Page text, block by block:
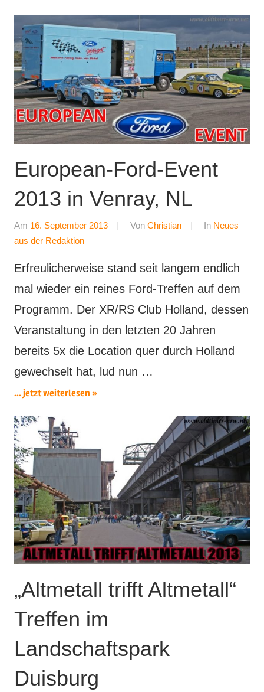
European-Ford-Event
2013 in Venray, NL
Am 16. September 2013 Von Christian In Neues
aus der Redaktion
Erfreulicherweise stand seit langem endlich
mal wieder ein reines Ford-Treffen auf dem
Programm. Der XR/RS Club Holland, dessen
Veranstaltung in den letzten 20 Jahren
bereits 5x die Location quer durch Holland
gewechselt hat, lud nun …
... jetzt weiterlesen
„Altmetall trifft Altmetall“
Treffen im
Landschaftspark
Duisburg